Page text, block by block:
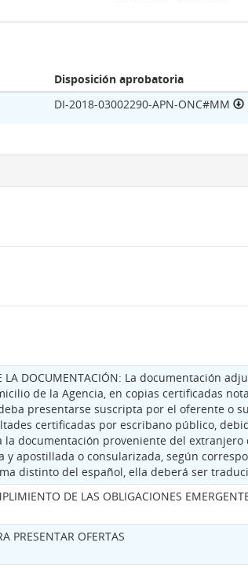
Disposición aprobatoria
DI-2018-03002290-APN-ONC#MM
LA DOCUMENTACIÓN: La documentación
de la Agencia, en copias certificadas
presentarse suscripta por el oferente o
certificadas por escribano público,
la documentación proveniente del
y apostillada o consularizada, según
distinto del español, ella deberá ser
DE LAS OBLIGACIONES
PRESENTAR OFERTAS